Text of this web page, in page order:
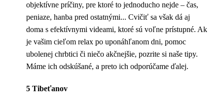
objektívne príčiny, pre ktoré to jednoducho nejde – čas,
peniaze, hanba pred ostatnými... Cvičiť sa však dá aj
doma s efektívnymi videami, ktoré sú voľne prístupné. Ak
je vašim cieľom relax po uponáhľanom dni, pomoc
ubolenej chrbtici či niečo akčnejšie, pozrite si naše tipy.
Máme ich odskúšané, a preto ich odporúčame ďalej.
5 Tibeťanov